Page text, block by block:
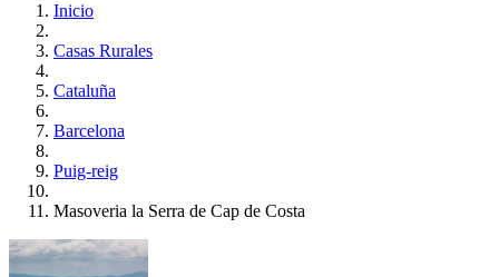
Inicio
Casas Rurales
Cataluña
Barcelona
Puig-reig
Masoveria la Serra de Cap de Costa